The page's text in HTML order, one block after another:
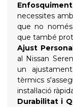
necessites
que no
que també
Ajust
al Nissan
un
tèrmics
instal·lació
Durabilitat i